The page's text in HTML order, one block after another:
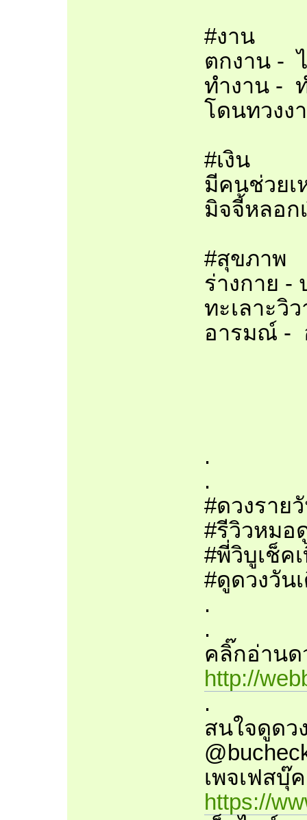
#งาน
ตกงาน -
ทำงาน -
โดนทวงง
#เงิน
มีคนช่วยเ
มิจจี้หลอก
#สุขภาพ
ร่างกาย -
ทะเลาะวิ
อารมณ์ -
.
.
#ดวงราย
#รีวิวหมอ
#พี่วิบูเช็ค
#ดูดวงวัน
.
.
คลิ๊กอ่านด
http://
.
สนใจดูดว
เพจเฟสบุ๊
https://